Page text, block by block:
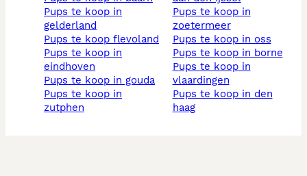
pups te koop in
gelderland
pups te koop flevoland
pups te koop in
eindhoven
pups te koop in gouda
pups te koop in
zutphen
pups te koop in
zoetermeer
pups te koop in oss
pups te koop in borne
pups te koop in
vlaardingen
pups te koop in den
haag